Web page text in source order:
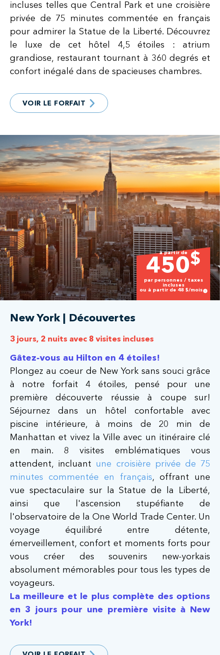
incluses telles que Central Park et une croisière
privée de 75 minutes commentée en français
pour admirer la Statue de la Liberté. Découvrez
le luxe de cet hôtel 4,5 étoiles : atrium
grandiose, restaurant tournant à 360 degrés et
confort inégalé dans de spacieuses chambres.
VOIR LE FORFAIT
à partir de
450$
par personnes / taxes
incluses
ou à partir de 48$/mois
New York | Découvertes
3 jours, 2 nuits avec 8 visites incluses
Gâtez-vous au Hilton en 4 étoiles!
Plongez au coeur de New York sans souci grâce
à notre forfait 4 étoiles, pensé pour une
première découverte réussie à coupe sur!
Séjournez dans un hôtel confortable avec
piscine intérieure, à moins de 20 min de
Manhattan et vivez la Ville avec un itinéraire clé
en main. 8 visites emblématiques vous
attendent, incluant une croisière privée de 75
minutes commentée en français, offrant une
vue spectaculaire sur la Statue de la Liberté,
ainsi que l'ascension stupéfiante de
l'observatoire de la One World Trade Center. Un
voyage équilibré entre détente,
émerveillement, confort et moments forts pour
vous créer des souvenirs new-yorkais
absolument mémorables pour tous les types de
voyageurs.
La meilleure et le plus complète des options
en 3 jours pour une première visite à New
York!